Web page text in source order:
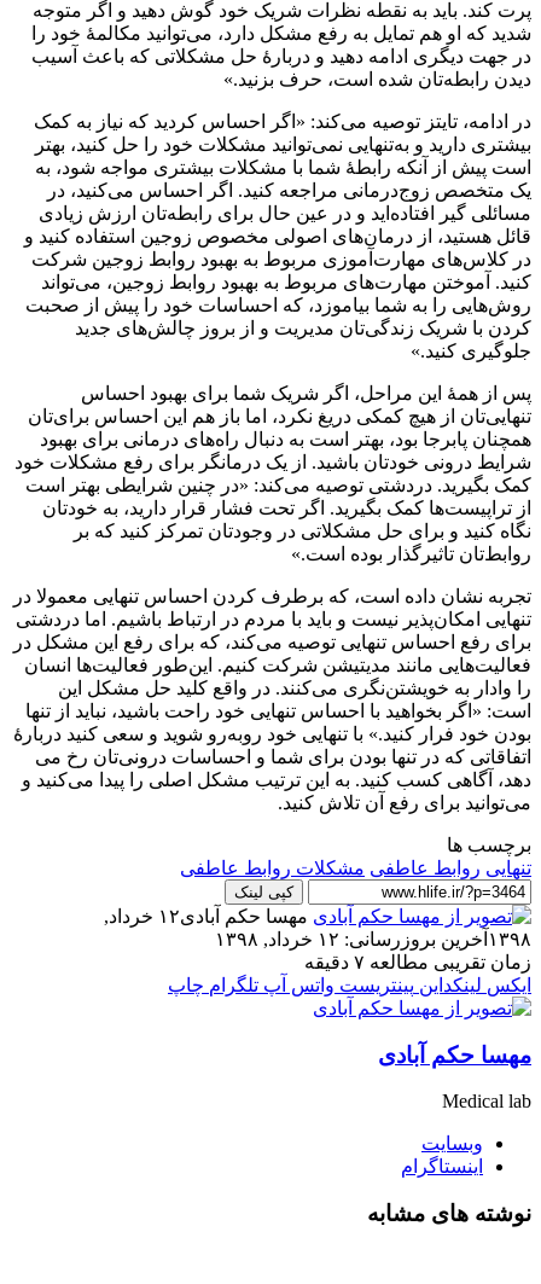
پرت کند. باید به نقطه نظرات شریک خود گوش دهید و اگر متوجه
شدید که او هم تمایل به رفع مشکل دارد، می‌توانید مکالمهٔ خود را
در جهت دیگری ادامه دهید و دربارهٔ حل مشکلاتی که باعث آسیب
دیدن رابطه‌تان شده است، حرف بزنید.»
در ادامه، تایتز توصیه می‌کند: «اگر احساس کردید که نیاز به کمک
بیشتری دارید و به‌تنهایی نمی‌توانید مشکلات خود را حل کنید، بهتر
است پیش از آنکه رابطهٔ شما با مشکلات بیشتری مواجه شود، به
یک متخصص زوج‌درمانی مراجعه کنید. اگر احساس می‌کنید، در
مسائلی گیر افتاده‌اید و در عین حال برای رابطه‌تان ارزش زیادی
قائل هستید، از درمان‌های اصولی مخصوص زوجین استفاده کنید و
در کلاس‌های مهارت‌آموزی مربوط به بهبود روابط زوجین شرکت
کنید. آموختن مهارت‌های مربوط به بهبود روابط زوجین، می‌تواند
روش‌هایی را به شما بیاموزد،‌ که احساسات خود را پیش از صحبت
کردن با شریک زندگی‌تان مدیریت و از بروز چالش‌های جدید
جلوگیری کنید.»
پس از همهٔ این مراحل، اگر شریک شما برای بهبود احساس
تنهایی‌تان از هیچ کمکی دریغ نکرد، اما باز هم این احساس برای‌تان
همچنان پابرجا بود، بهتر است به دنبال راه‌های درمانی برای بهبود
شرایط درونی خودتان باشید. از یک درمانگر برای رفع مشکلات خود
کمک بگیرید. دردشتی توصیه می‌کند: «در چنین شرایطی بهتر است
از تراپیست‌ها کمک بگیرید. اگر تحت فشار قرار دارید، به خودتان
نگاه کنید و برای حل مشکلاتی در وجودتان تمرکز کنید که بر
روابط‌تان تاثیرگذار بوده است.»
تجربه نشان داده است، که برطرف کردن احساس تنهایی معمولا در
تنهایی امکان‌پذیر نیست و باید با مردم در ارتباط باشیم. اما دردشتی
برای رفع احساس تنهایی توصیه می‌کند، که برای رفع این مشکل در
فعالیت‌هایی مانند مدیتیشن شرکت کنیم. این‌طور فعالیت‌ها انسان
را وادار به خویشتن‌نگری می‌کنند. در واقع کلید حل مشکل این
است: «اگر بخواهید با احساس تنهایی خود راحت باشید، نباید از تنها
بودن خود فرار کنید.» با تنهایی خود روبه‌رو شوید و سعی کنید دربارهٔ
اتفاقاتی که در تنها بودن برای شما و احساسات درونی‌تان رخ می
دهد،‌ آگاهی کسب کنید. به این ترتیب مشکل اصلی را پیدا می‌کنید و
می‌توانید برای رفع آن تلاش کنید.
برچسب ها
تنهایی روابط عاطفی مشکلات روابط عاطفی
کپی لینک
مهسا حکم آبادی
۱۲ خرداد,
۱۳۹۸ آخرین بروزرسانی: ۱۲ خرداد, ۱۳۹۸
زمان تقریبی مطالعه ۷ دقیقه
ایکس لینکداین پینتریست واتس آپ تلگرام چاپ
مهسا حکم آبادی
Medical lab
وبسایت
اینستاگرام
نوشته های مشابه